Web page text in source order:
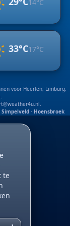
14°C
33°C17°C
voor Heerlen, Limburg,
.
.
Simpelveld· Hoensbroek
te